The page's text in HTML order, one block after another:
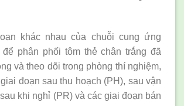
khác nhau của chuỗi cung ứng
phân phối tôm thẻ chân trắng đã
và theo dõi trong phòng thí nghiệm,
đoạn sau thu hoạch (PH), sau vận
khi nghỉ (PR) và các giai đoạn bán